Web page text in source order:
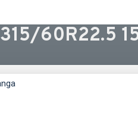
315/60R22.5